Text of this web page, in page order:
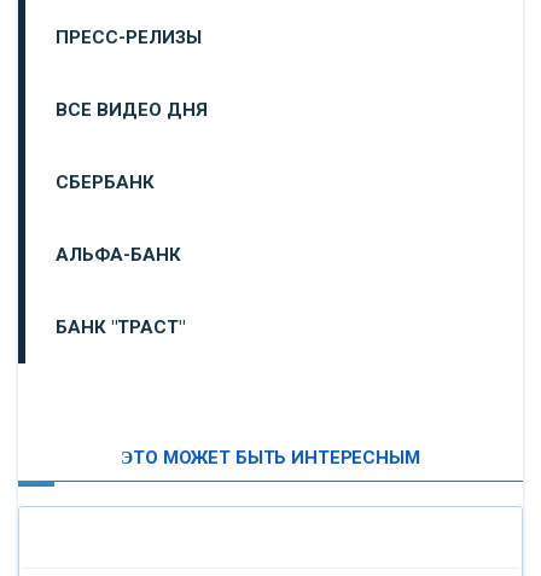
ПРЕСС-РЕЛИЗЫ
ВСЕ ВИДЕО ДНЯ
СБЕРБАНК
АЛЬФА-БАНК
БАНК "ТРАСТ"
ЭТО МОЖЕТ БЫТЬ ИНТЕРЕСНЫМ